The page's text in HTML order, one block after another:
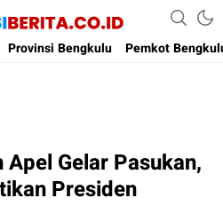
Berita
Provinsi Bengkulu Pemkot
Gelar Pasukan,
Presiden